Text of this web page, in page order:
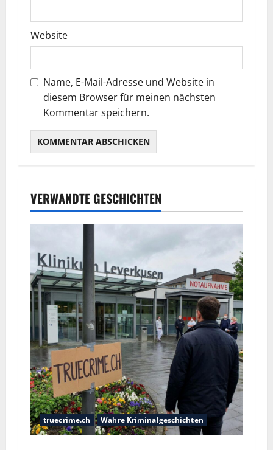
Website
Name, E-Mail-Adresse und Website in
diesem Browser für meinen nächsten
Kommentar speichern.
VERWANDTE GESCHICHTEN
truecrime.ch Wahre Kriminalgeschichten